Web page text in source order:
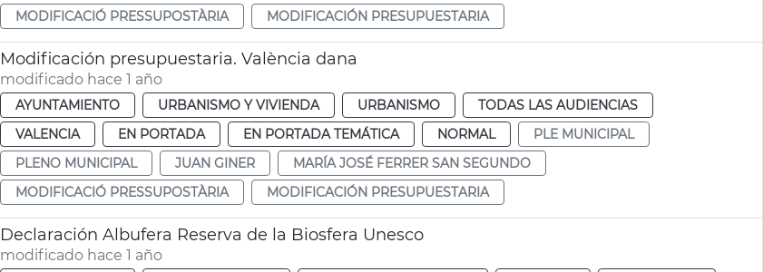
MODIFICACIÓ PRESSUPOSTÀRIA
MODIFICACIÓN PRESUPUESTARIA
Modificación presupuestaria. València dana
modificado hace 1 año
AYUNTAMIENTO URBANISMO Y VIVIENDA URBANISMO
TODAS LAS AUDIENCIAS
VALENCIA
EN PORTADA EN PORTADA TEMÁTICA NORMAL
PLE MUNICIPAL
PLENO MUNICIPAL
JUAN GINER
MARÍA JOSÉ FERRER SAN SEGUNDO
MODIFICACIÓ PRESSUPOSTÀRIA
MODIFICACIÓN PRESUPUESTARIA
Declaración Albufera Reserva de la Biosfera Unesco
modificado hace 1 año